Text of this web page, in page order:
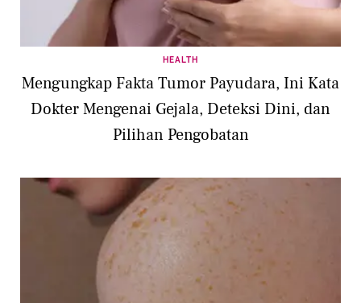
HEALTH
Mengungkap Fakta Tumor Payudara, Ini Kata
Dokter Mengenai Gejala, Deteksi Dini, dan
Pilihan Pengobatan